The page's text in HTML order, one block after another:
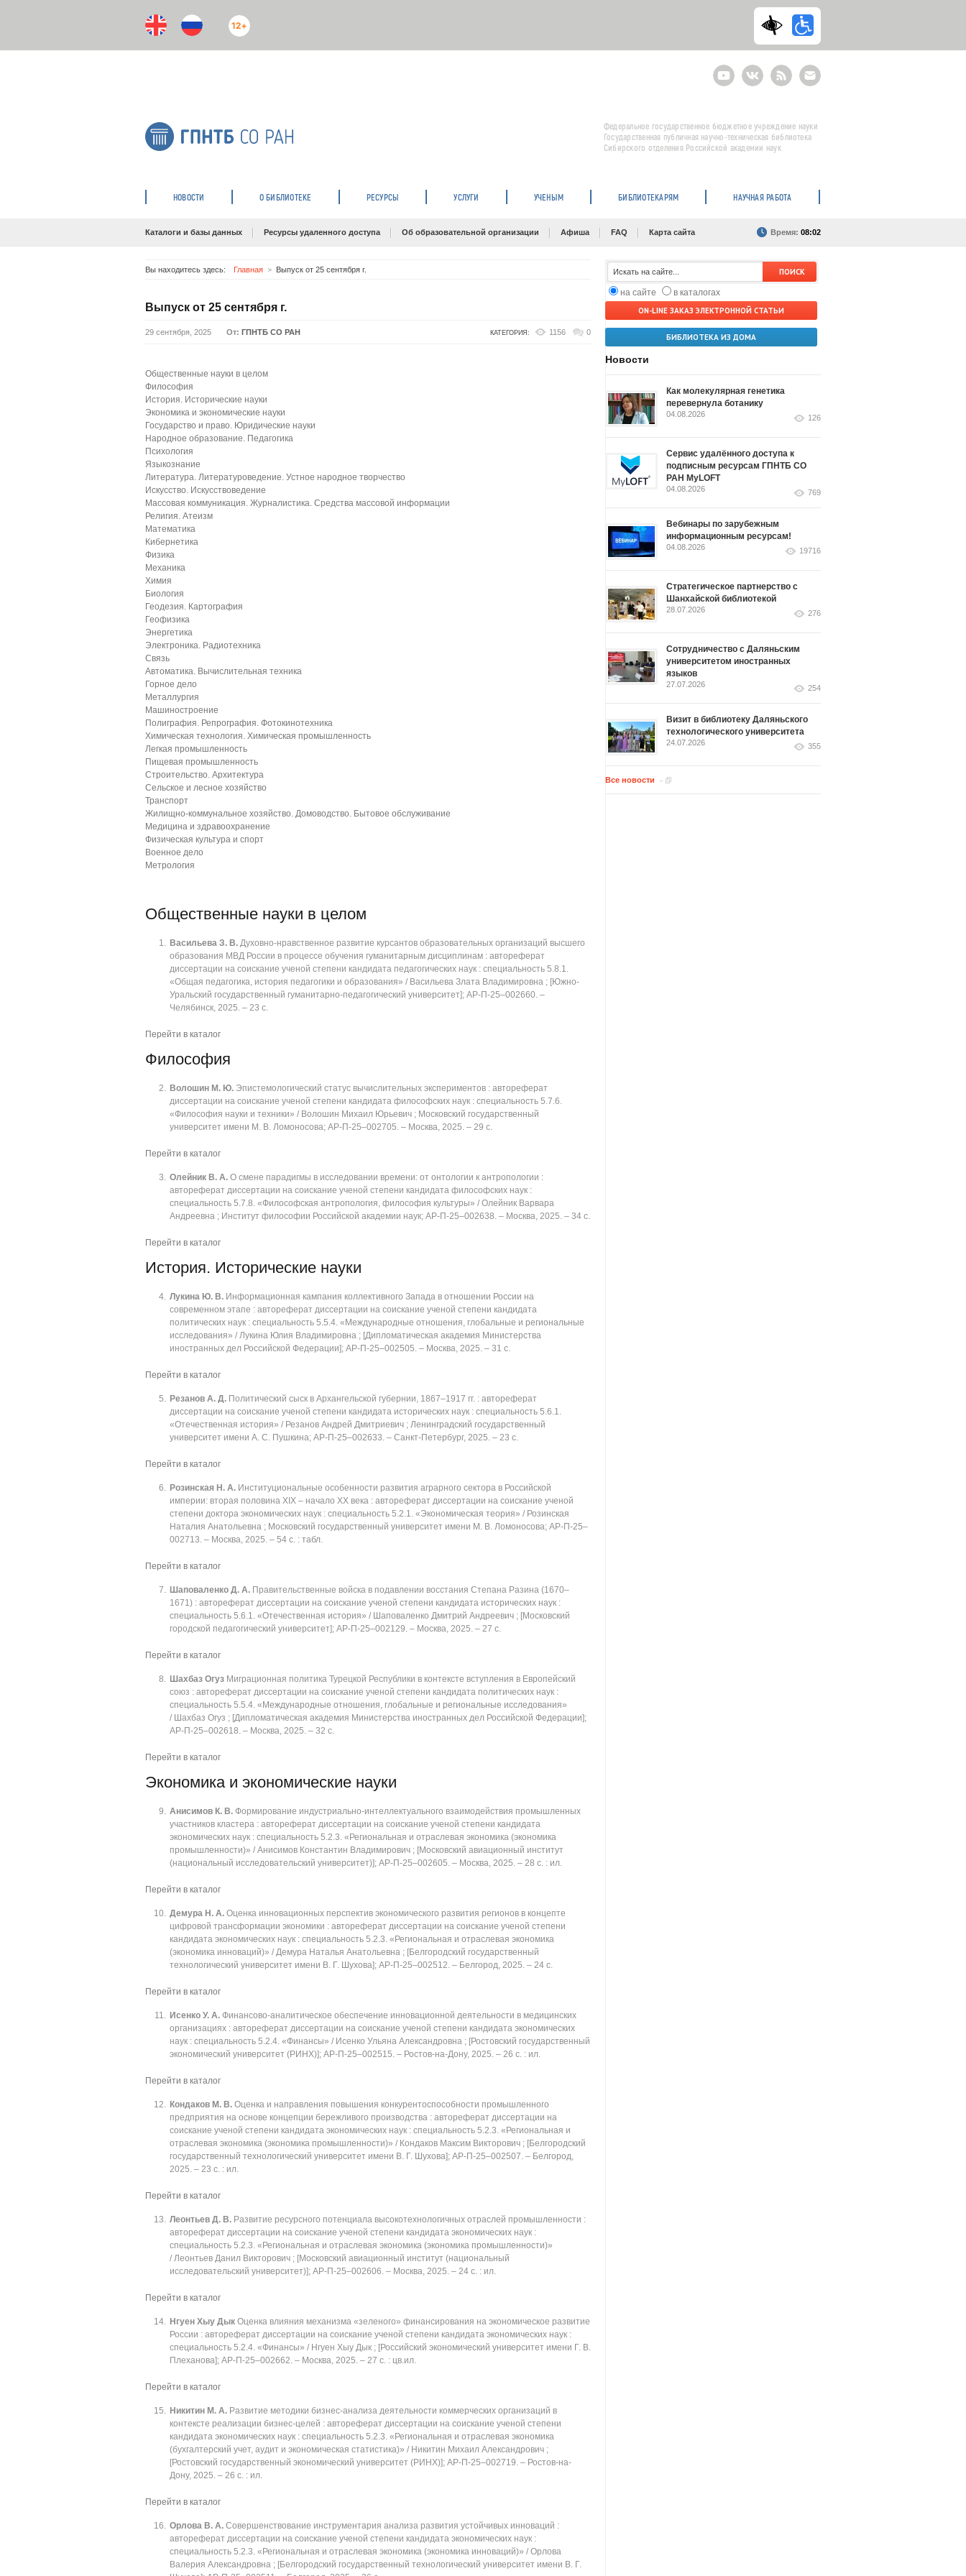
12+
YoutubeВКонтактеRSS
E-
mail
подписка
Федеральное государственное бюджетное учреждение науки
Государственная публичная научно-техническая библиотека
Сибирского отделения Российской академии наук
НОВОСТИ О БИБЛИОТЕКЕ РЕСУРСЫ УСЛУГИ УЧЕНЫМ БИБЛИОТЕКАРЯМ НАУЧНАЯ РАБОТА
Каталоги и базы данных Ресурсы удаленного доступа Об образовательной организации Афиша FAQ Карта сайта Время: 08:02
Вы находитесь здесь: Главная Выпуск от 25 сентября г.
Выпуск от 25 сентября г.
29 сентября, 2025 От: ГПНТБ СО РАН КАТЕГОРИЯ: 1156 0
Общественные науки в целом
Философия
История. Исторические науки
Экономика и экономические науки
Государство и право. Юридические науки
Народное образование. Педагогика
Психология
Языкознание
Литература. Литературоведение. Устное народное творчество
Искусство. Искусствоведение
Массовая коммуникация. Журналистика. Средства массовой информации
Религия. Атеизм
Математика
Кибернетика
Физика
Механика
Химия
Биология
Геодезия. Картография
Геофизика
Энергетика
Электроника. Радиотехника
Связь
Автоматика. Вычислительная техника
Горное дело
Металлургия
Машиностроение
Полиграфия. Репрография. Фотокинотехника
Химическая технология. Химическая промышленность
Легкая промышленность
Пищевая промышленность
Строительство. Архитектура
Сельское и лесное хозяйство
Транспорт
Жилищно-коммунальное хозяйство. Домоводство. Бытовое обслуживание
Медицина и здравоохранение
Физическая культура и спорт
Военное дело
Метрология
Общественные науки в целом
Васильева З. В. Духовно-нравственное развитие курсантов образовательных организаций высшего
образования МВД России в процессе обучения гуманитарным дисциплинам : автореферат
диссертации на соискание ученой степени кандидата педагогических наук : специальность 5.8.1.
«Общая педагогика, история педагогики и образования» / Васильева Злата Владимировна ; [Южно-
Уральский государственный гуманитарно-педагогический университет]; АР-П-25‒002660. ‒
Челябинск, 2025. ‒ 23 с.
Перейти в каталог
Философия
Волошин М. Ю. Эпистемологический статус вычислительных экспериментов : автореферат
диссертации на соискание ученой степени кандидата философских наук : специальность 5.7.6.
«Философия науки и техники» / Волошин Михаил Юрьевич ; Московский государственный
университет имени М. В. Ломоносова; АР-П-25‒002705. ‒ Москва, 2025. ‒ 29 с.
Перейти в каталог
Олейник В. А. О смене парадигмы в исследовании времени: от онтологии к антропологии :
автореферат диссертации на соискание ученой степени кандидата философских наук :
специальность 5.7.8. «Философская антропология, философия культуры» / Олейник Варвара
Андреевна ; Институт философии Российской академии наук; АР-П-25‒002638. ‒ Москва, 2025. ‒ 34 с.
Перейти в каталог
История. Исторические науки
Лукина Ю. В. Информационная кампания коллективного Запада в отношении России на
современном этапе : автореферат диссертации на соискание ученой степени кандидата
политических наук : специальность 5.5.4. «Международные отношения, глобальные и региональные
исследования» / Лукина Юлия Владимировна ; [Дипломатическая академия Министерства
иностранных дел Российской Федерации]; АР-П-25‒002505. ‒ Москва, 2025. ‒ 31 с.
Перейти в каталог
Резанов А. Д. Политический сыск в Архангельской губернии, 1867‒1917 гг. : автореферат
диссертации на соискание ученой степени кандидата исторических наук : специальность 5.6.1.
«Отечественная история» / Резанов Андрей Дмитриевич ; Ленинградский государственный
университет имени А. С. Пушкина; АР-П-25‒002633. ‒ Санкт-Петербург, 2025. ‒ 23 с.
Перейти в каталог
Розинская Н. А. Институциональные особенности развития аграрного сектора в Российской
империи: вторая половина XIX ‒ начало XX века : автореферат диссертации на соискание ученой
степени доктора экономических наук : специальность 5.2.1. «Экономическая теория» / Розинская
Наталия Анатольевна ; Московский государственный университет имени М. В. Ломоносова; АР-П-25‒
002713. ‒ Москва, 2025. ‒ 54 с. : табл.
Перейти в каталог
Шаповаленко Д. А. Правительственные войска в подавлении восстания Степана Разина (1670‒
1671) : автореферат диссертации на соискание ученой степени кандидата исторических наук :
специальность 5.6.1. «Отечественная история» / Шаповаленко Дмитрий Андреевич ; [Московский
городской педагогический университет]; АР-П-25‒002129. ‒ Москва, 2025. ‒ 27 с.
Перейти в каталог
Шахбаз Огуз Миграционная политика Турецкой Республики в контексте вступления в Европейский
союз : автореферат диссертации на соискание ученой степени кандидата политических наук :
специальность 5.5.4. «Международные отношения, глобальные и региональные исследования»
/ Шахбаз Огуз ; [Дипломатическая академия Министерства иностранных дел Российской Федерации];
АР-П-25‒002618. ‒ Москва, 2025. ‒ 32 с.
Перейти в каталог
Экономика и экономические науки
Анисимов К. В. Формирование индустриально-интеллектуального взаимодействия промышленных
участников кластера : автореферат диссертации на соискание ученой степени кандидата
экономических наук : специальность 5.2.3. «Региональная и отраслевая экономика (экономика
промышленности)» / Анисимов Константин Владимирович ; [Московский авиационный институт
(национальный исследовательский университет)]; АР-П-25‒002605. ‒ Москва, 2025. ‒ 28 с. : ил.
Перейти в каталог
Демура Н. А. Оценка инновационных перспектив экономического развития регионов в концепте
цифровой трансформации экономики : автореферат диссертации на соискание ученой степени
кандидата экономических наук : специальность 5.2.3. «Региональная и отраслевая экономика
(экономика инноваций)» / Демура Наталья Анатольевна ; [Белгородский государственный
технологический университет имени В. Г. Шухова]; АР-П-25‒002512. ‒ Белгород, 2025. ‒ 24 с.
Перейти в каталог
Исенко У. А. Финансово-аналитическое обеспечение инновационной деятельности в медицинских
организациях : автореферат диссертации на соискание ученой степени кандидата экономических
наук : специальность 5.2.4. «Финансы» / Исенко Ульяна Александровна ; [Ростовский государственный
экономический университет (РИНХ)]; АР-П-25‒002515. ‒ Ростов-на-Дону, 2025. ‒ 26 с. : ил.
Перейти в каталог
Кондаков М. В. Оценка и направления повышения конкурентоспособности промышленного
предприятия на основе концепции бережливого производства : автореферат диссертации на
соискание ученой степени кандидата экономических наук : специальность 5.2.3. «Региональная и
отраслевая экономика (экономика промышленности)» / Кондаков Максим Викторович ; [Белгородский
государственный технологический университет имени В. Г. Шухова]; АР-П-25‒002507. ‒ Белгород,
2025. ‒ 23 с. : ил.
Перейти в каталог
Леонтьев Д. В. Развитие ресурсного потенциала высокотехнологичных отраслей промышленности :
автореферат диссертации на соискание ученой степени кандидата экономических наук :
специальность 5.2.3. «Региональная и отраслевая экономика (экономика промышленности)»
/ Леонтьев Данил Викторович ; [Московский авиационный институт (национальный
исследовательский университет)]; АР-П-25‒002606. ‒ Москва, 2025. ‒ 24 с. : ил.
Перейти в каталог
Нгуен Хыу Дык Оценка влияния механизма «зеленого» финансирования на экономическое развитие
России : автореферат диссертации на соискание ученой степени кандидата экономических наук :
специальность 5.2.4. «Финансы» / Нгуен Хыу Дык ; [Российский экономический университет имени Г. В.
Плеханова]; АР-П-25‒002662. ‒ Москва, 2025. ‒ 27 с. : цв.ил.
Перейти в каталог
Никитин М. А. Развитие методики бизнес-анализа деятельности коммерческих организаций в
контексте реализации бизнес-целей : автореферат диссертации на соискание ученой степени
кандидата экономических наук : специальность 5.2.3. «Региональная и отраслевая экономика
(бухгалтерский учет, аудит и экономическая статистика)» / Никитин Михаил Александрович ;
[Ростовский государственный экономический университет (РИНХ)]; АР-П-25‒002719. ‒ Ростов-на-
Дону, 2025. ‒ 26 с. : ил.
Перейти в каталог
Орлова В. А. Совершенствование инструментария анализа развития устойчивых инноваций :
автореферат диссертации на соискание ученой степени кандидата экономических наук :
специальность 5.2.3. «Региональная и отраслевая экономика (экономика инноваций)» / Орлова
Валерия Александровна ; [Белгородский государственный технологический университет имени В. Г.
на сайте
в каталогах
ON-LINE ЗАКАЗ ЭЛЕКТРОННОЙ СТАТЬИ
БИБЛИОТЕКА ИЗ ДОМА
Новости
Как молекулярная генетика
перевернула ботанику
04.08.2026 126
Сервис удалённого доступа к
подписным ресурсам ГПНТБ СО
РАН MyLOFT
04.08.2026 769
Вебинары по зарубежным
информационным ресурсам!
04.08.2026 19716
Стратегическое партнерство с
Шанхайской библиотекой
28.07.2026 276
Сотрудничество с Даляньским
университетом иностранных
языков
27.07.2026 254
Визит в библиотеку Даляньского
технологического университета
24.07.2026 355
Все новости